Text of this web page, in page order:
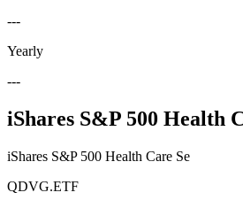
---
Yearly
---
iShares S&P 500 Health
iShares S&P 500 Health Care Se
QDVG.ETF